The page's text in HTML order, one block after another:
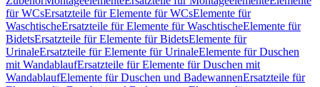
für WCsErsatzteile für Elemente für WCsElemente für
WaschtischeErsatzteile für Elemente für WaschtischeElemente für
BidetsErsatzteile für Elemente für BidetsElemente für
UrinaleErsatzteile für Elemente für UrinaleElemente für Duschen
mit WandablaufErsatzteile für Elemente für Duschen mit
WandablaufElemente für Duschen und BadewannenErsatzteile für